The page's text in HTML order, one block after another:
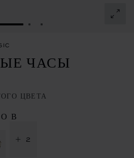
К СЛАЙДУ 1
ПЕРЕЙТИ К СЛАЙДУ
ПЕРЕЙТИ К
ЧАСЫ
ЦВЕТА
В
+ 2